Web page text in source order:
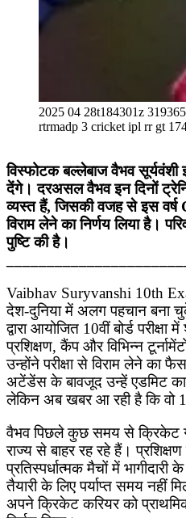
2025 04 28t184301z
rtrmadp 3 cricket ipl rr gt
विस्फोटक बल्लेबाज वैभव सूर्यवंशी
देंगे। दरअसल वैभव इन दिनों
व्यस्त हैं, जिसकी वजह से इस वर्ष
विराम लेने का निर्णय लिया है।
पुष्टि की है।
Vaibhav Suryvanshi 10th
देश-दुनिया में अलग पहचान बना
द्वारा आयोजित 10वीं बोर्ड
प्रशिक्षण, कैंप और विभिन्न
उन्होंने परीक्षा से विराम लेने का
अटेंडेंस के बावजूद उन्हें एडमिट
लेकिन अब खबर आ रही है कि वो
वैभव पिछले कुछ समय से क्रिकेट
राज्य से बाहर रह रहे हैं।
प्रतिस्पर्धात्मक मैचों में भागीदारी
तैयारी के लिए पर्याप्त समय नहीं
अपने क्रिकेट करियर को